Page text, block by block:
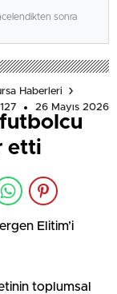
sonra
Haberleri
127
26 Mayıs 2026
futbolcu
etti
Elitim’i
toplumsal